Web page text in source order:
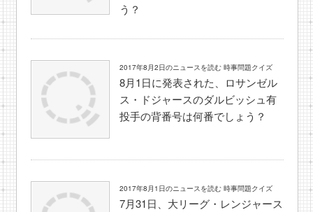
う？
2017年8月2日のニュースを読む 時事問題クイズ
8月1日に発表された、ロサンゼル
ス・ドジャースのダルビッシュ有
投手の背番号は何番でしょう？
2017年8月1日のニュースを読む 時事問題クイズ
7月31日、大リーグ・レンジャース